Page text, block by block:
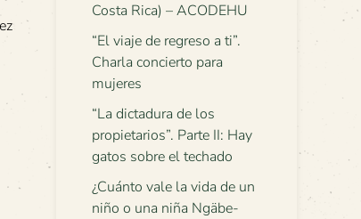
Costa Rica) – ACODEHU
“El viaje de regreso a ti”.
Charla concierto para
mujeres
“La dictadura de los
propietarios”. Parte II: Hay
gatos sobre el techado
¿Cuánto vale la vida de un
niño o una niña Ngäbe-